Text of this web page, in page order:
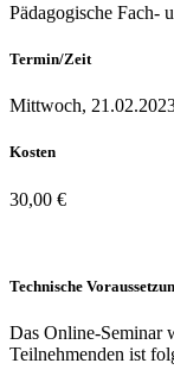
Pädagogische Fach-
Termin/Zeit
Mittwoch,
Kosten
30,00 €
Technische
Das Online-Seminar
Teilnehmenden ist